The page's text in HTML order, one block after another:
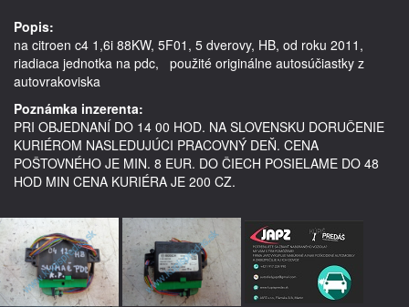
Popis:
na citroen c4 1,6i 88KW, 5F01, 5 dverovy, HB, od roku 2011,
riadiaca jednotka na pdc,   použité originálne autosúčiastky z
autovrakoviska
Poznámka inzerenta:
PRI OBJEDNANÍ DO 14 00 HOD. NA SLOVENSKU DORUČENIE
KURIÉROM NASLEDUJÚCI PRACOVNÝ DEŇ. CENA
POŠTOVNÉHO JE MIN. 8 EUR. DO ČIECH POSIELAME DO 48
HOD MIN CENA KURIÉRA JE 200 CZ.